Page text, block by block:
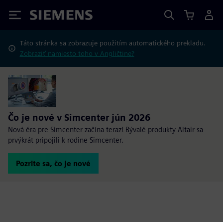
Siemens
Táto stránka sa zobrazuje použitím automatického prekladu.
Zobraziť namiesto toho v Angličtine?
Čo je nové v Simcenter jún 2026
Nová éra pre Simcenter začína teraz! Bývalé produkty Altair sa
prvýkrát pripojili k rodine Simcenter.
Pozrite sa, čo je nové